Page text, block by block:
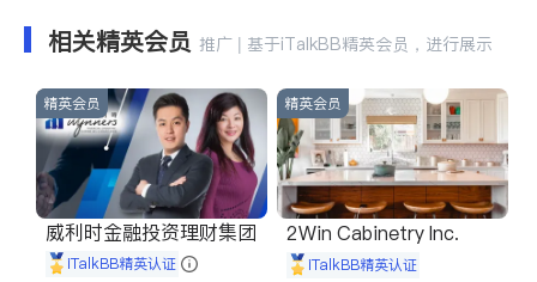
相关精英会员 推广 | 基于iTalkBB精英会员，进行展示
精英会员
威利时金融投资理财集团
iTalkBB精英认证
精英会员
2Win Cabinetry Inc.
iTalkBB精英认证